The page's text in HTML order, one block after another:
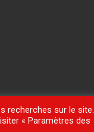
recherches sur le site.
« Paramètres des